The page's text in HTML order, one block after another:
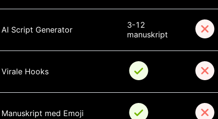
AI Script Generator
3-12
manuskript
Virale Hooks
Manuskript med Emoji